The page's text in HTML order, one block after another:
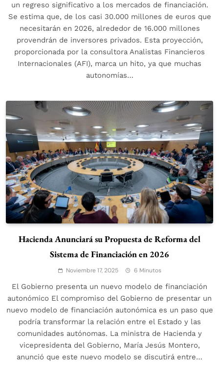
un regreso significativo a los mercados de financiación.
Se estima que, de los casi 30.000 millones de euros que
necesitarán en 2026, alrededor de 16.000 millones
provendrán de inversores privados. Esta proyección,
proporcionada por la consultora Analistas Financieros
Internacionales (AFI), marca un hito, ya que muchas
autonomías…
Hacienda Anunciará su Propuesta de Reforma del
Sistema de Financiación en 2026
Noviembre 17, 2025 6 Minutos
El Gobierno presenta un nuevo modelo de financiación
autonómico El compromiso del Gobierno de presentar un
nuevo modelo de financiación autonómica es un paso que
podría transformar la relación entre el Estado y las
comunidades autónomas. La ministra de Hacienda y
vicepresidenta del Gobierno, María Jesús Montero,
anunció que este nuevo modelo se discutirá entre…